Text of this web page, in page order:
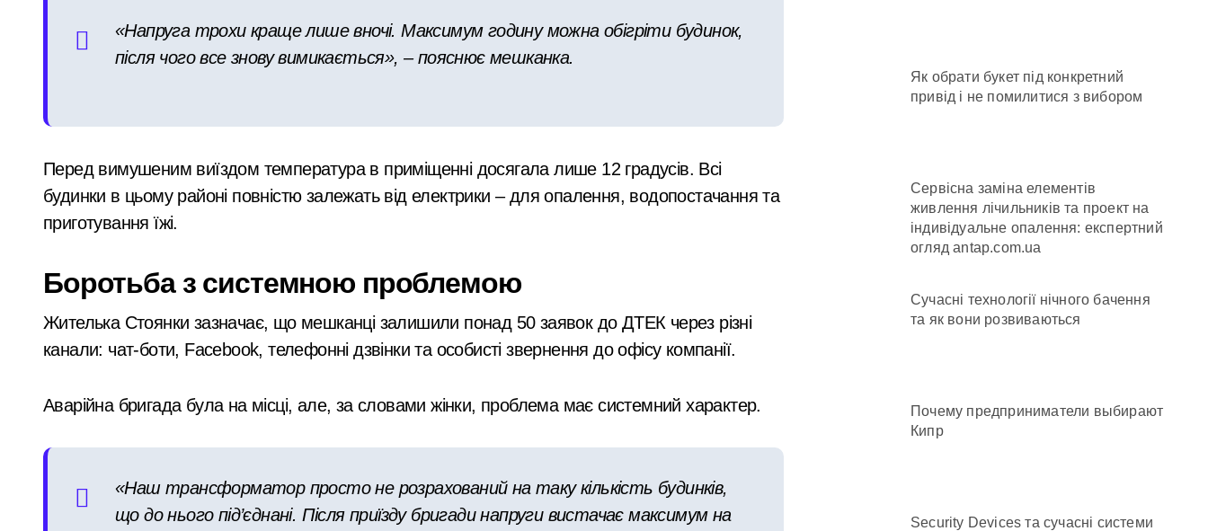
СБУ затримала коригувальника ФСБ, який наводив ракети та дрони на Київ
У Києві розпочали розслідування через жахливі умови утримання близько 30 втомлених доберманів у розпліднику
Зростання тарифів на проїзд може призвести до браку медичних працівників у київських лікарнях
«Напруга трохи краще лише вночі. Максимум годину можна обігріти будинок,
після чого все знову вимикається», – пояснює мешканка.
Перед вимушеним виїздом температура в приміщенні досягала лише 12 градусів. Всі
будинки в цьому районі повністю залежать від електрики – для опалення, водопостачання та
приготування їжі.
Боротьба з системною проблемою
Жителька Стоянки зазначає, що мешканці залишили понад 50 заявок до ДТЕК через різні
канали: чат-боти, Facebook, телефонні дзвінки та особисті звернення до офісу компанії.
Аварійна бригада була на місці, але, за словами жінки, проблема має системний характер.
«Наш трансформатор просто не розрахований на таку кількість будинків,
що до нього під’єднані. Після приїзду бригади напруги вистачає максимум на
Як обрати букет під конкретний
привід і не помилитися з вибором
Сервісна заміна елементів
живлення лічильників та проект на
індивідуальне опалення: експертний
огляд antap.com.ua
Сучасні технології нічного бачення
та як вони розвиваються
Почему предприниматели выбирают
Кипр
Security Devices та сучасні системи